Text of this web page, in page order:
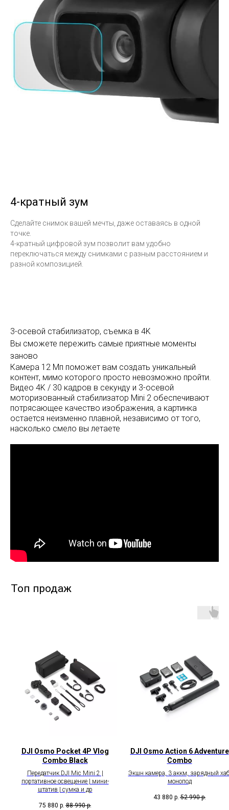
4-кратный зум
Сделайте снимок вашей мечты, даже оставаясь в одной
точке.
4-кратный цифровой зум позволит вам удобно
переключаться между снимками с разным расстоянием и
разной композицией.
3-осевой стабилизатор, съемка в 4K
Вы сможете пережить самые приятные моменты
заново
Камера 12 Мп поможет вам создать уникальный
контент, мимо которого просто невозможно пройти.
Видео 4K / 30 кадров в секунду и 3-осевой
моторизованный стабилизатор Mini 2 обеспечивают
потрясающее качество изображения, а картинка
остается неизменно плавной, независимо от того,
насколько смело вы летаете
DJI Osmo Pocket 4P Vlog
Combo Black
Передатчик DJI Mic Mini 2 |
портативное освещение | мини-
штатив | сумка и др
75 880 р. 88 990 р.
DJI Osmo Action 6 Adventure
Combo
Экшн камера, 3 аккм, зарядный
монопод
43 880 р. 52 990 р.